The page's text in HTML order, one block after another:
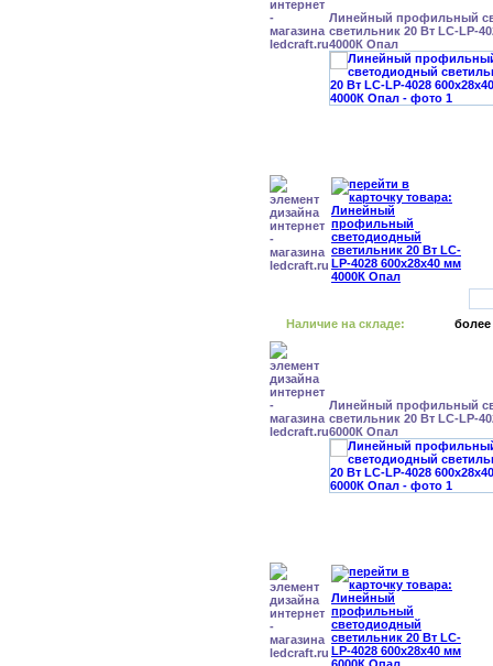
Линейный профильный
светильник 20 Вт LC-LP-
4000К Опал
Наличие на складе: более
Линейный профильный
светильник 20 Вт LC-LP-
6000К Опал